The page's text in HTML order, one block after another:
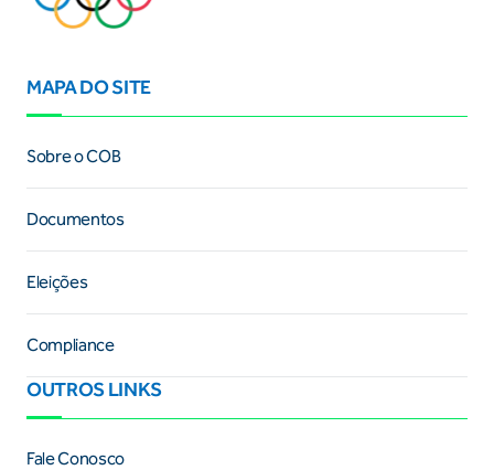
MAPA DO SITE
Sobre o COB
Documentos
Eleições
Compliance
OUTROS LINKS
Fale Conosco